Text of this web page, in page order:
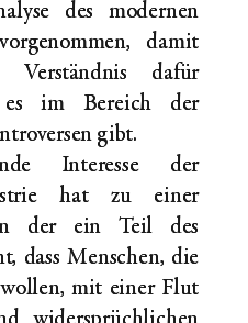
des modernen
damit
dafür
es im Bereich der
gibt.
Interesse der
hat zu einer
der ein Teil des
dass Menschen, die
mit einer Flut